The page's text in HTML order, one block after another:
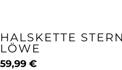
HALSKETTE
LÖWE
59,99 €